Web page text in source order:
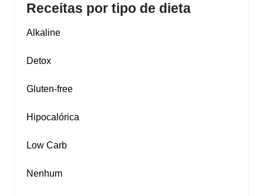
Receitas por tipo de dieta
Alkaline
Detox
Gluten‑free
Hipocalórica
Low Carb
Nenhum